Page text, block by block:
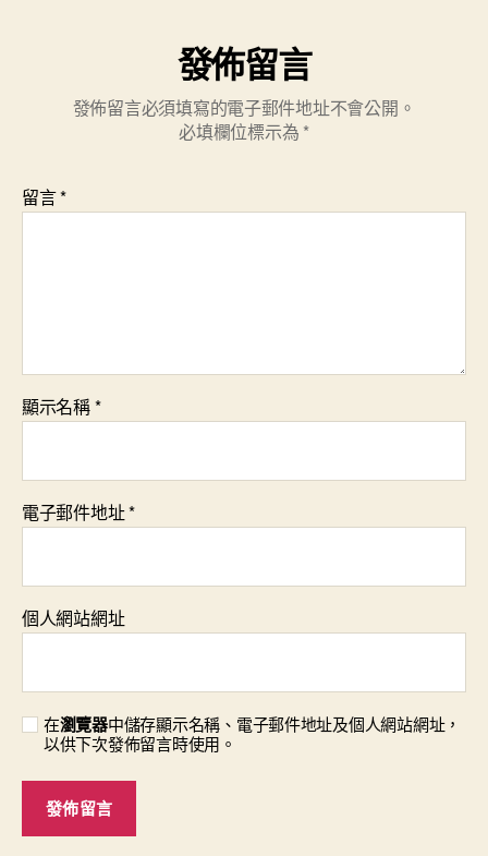
發佈留言
發佈留言必須填寫的電子郵件地址不會公開。
必填欄位標示為 *
留言*
顯示名稱*
電子郵件地址*
個人網站網址
在瀏覽器中儲存顯示名稱、電子郵件地址及個人網站網址，
以供下次發佈留言時使用。